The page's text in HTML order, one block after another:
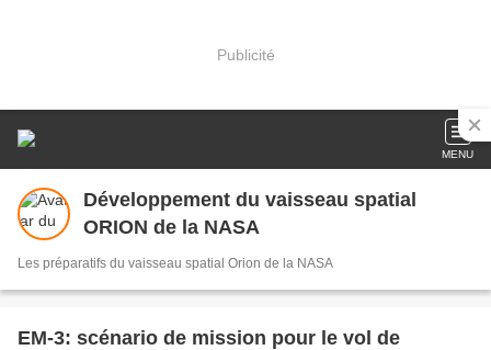
Publicité
MENU
Développement du vaisseau spatial
ORION de la NASA
Les préparatifs du vaisseau spatial Orion de la NASA
EM-3: scénario de mission pour le vol de